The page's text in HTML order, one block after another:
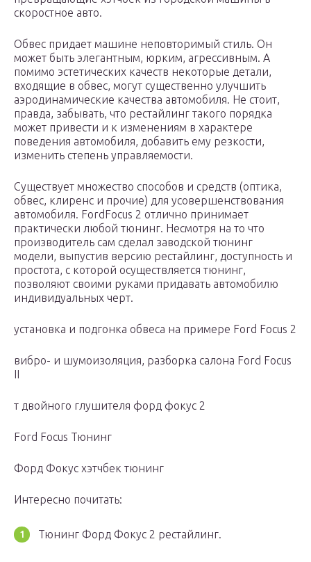
скоростное авто.
Обвес придает машине неповторимый стиль. Он
может быть элегантным, юрким, агрессивным. А
помимо эстетических качеств некоторые детали,
входящие в обвес, могут существенно улучшить
аэродинамические качества автомобиля. Не стоит,
правда, забывать, что рестайлинг такого порядка
может привести и к изменениям в характере
поведения автомобиля, добавить ему резкости,
изменить степень управляемости.
Существует множество способов и средств (оптика,
обвес, клиренс и прочие) для усовершенствования
автомобиля. FordFocus 2 отлично принимает
практически любой тюнинг. Несмотря на то что
производитель сам сделал заводской тюнинг
модели, выпустив версию рестайлинг, доступность и
простота, с которой осуществляется тюнинг,
позволяют своими руками придавать автомобилю
индивидуальных черт.
установка и подгонка обвеса на примере Ford Focus 2
вибро- и шумоизоляция, разборка салона Ford Focus
II
т двойного глушителя форд фокус 2
Ford Focus Тюнинг
Форд Фокус хэтчбек тюнинг
Интересно почитать:
Тюнинг Форд Фокус 2 рестайлинг.